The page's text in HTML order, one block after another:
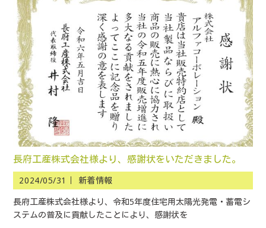
長府工産株式会社様より、感謝状をいただきました。
2024/05/31｜ 新着情報
長府工産株式会社様より、令和5年度住宅用太陽光発電・蓄電シ
ステムの普及に貢献したことにより、感謝状を